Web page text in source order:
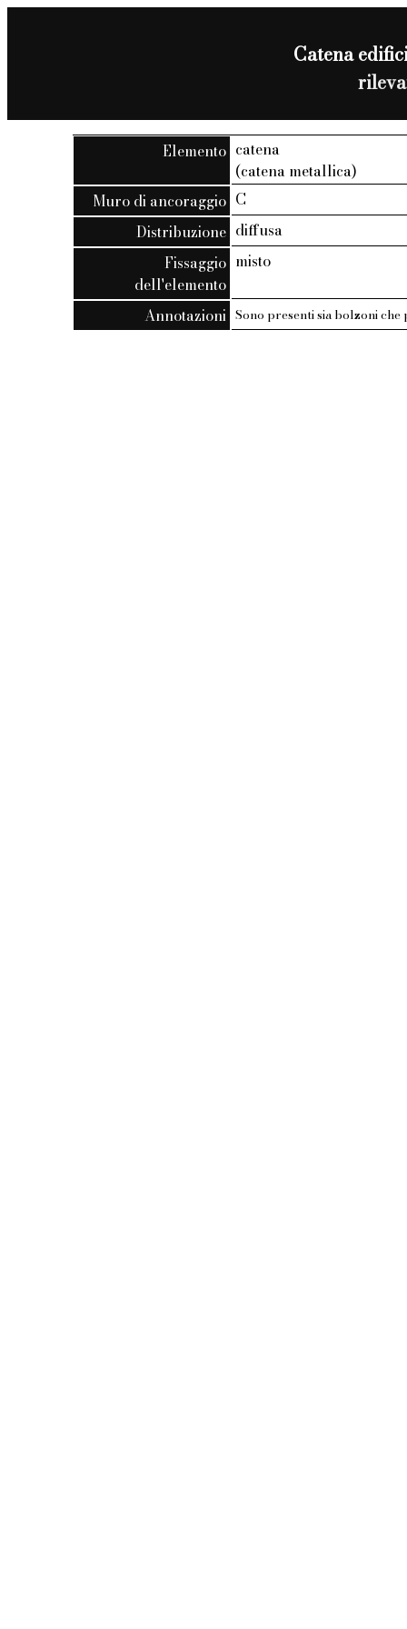
Catena
Elemento catena
(catena metallica)
Muro di ancoraggio C
Distribuzione diffusa
Fissaggio
dell'elemento
misto
Annotazioni Sono presenti sia bolzoni